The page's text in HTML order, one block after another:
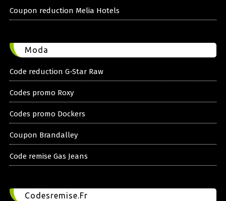
Coupon reduction Melia Hotels
Moda
Code reduction G-Star Raw
Codes promo Roxy
Codes promo Dockers
Coupon Brandalley
Code remise Gas Jeans
Codesremise.Fr